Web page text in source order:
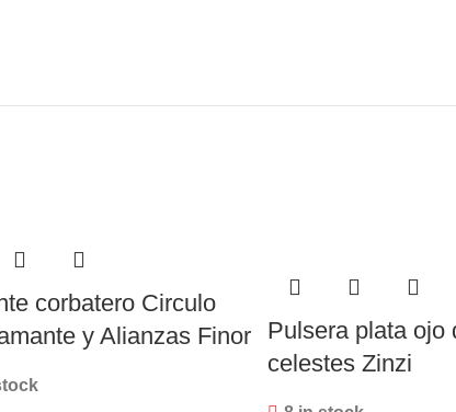
corbatero Circulo
y Alianzas Finor
Pulsera plata ojo
celestes Zinzi